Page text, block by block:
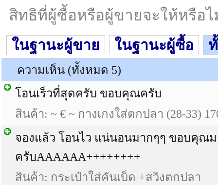
สิทธิที่ผู้ซื้อหรือผู้ขายจะให้หรือไ
ในฐานะผู้ขาย ในฐานะผู้ซื้อ
ความเห็น (ทั้งหมด 5)
โอนเร็วที่สุดครับ ขอบคุณครับ
สินค้า: ~ € ~ กางเกงใส่ตกปลา (28-33)
จองแล้ว โอนไว แน่นอนมากๆๆ ขอบคุณ
ครับAAAAAA++++++++
สินค้า: กระเป๋าใส่คันเบ็ด +สวิงตกปลา